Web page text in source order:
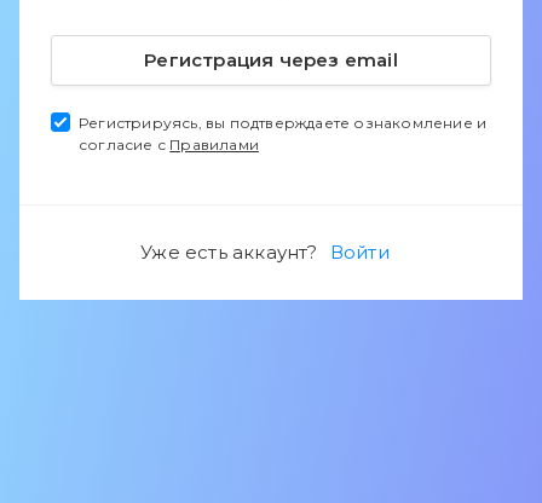
Регистрация через email
Регистрируясь, вы подтверждаете ознакомление и
согласие с Правилами
Уже есть аккаунт? Войти